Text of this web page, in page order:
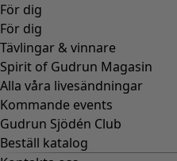
För dig
För dig
Tävlingar & vinnare
Spirit of Gudrun Magasin
Alla våra livesändningar
Kommande events
Gudrun Sjödén Club
Beställ katalog